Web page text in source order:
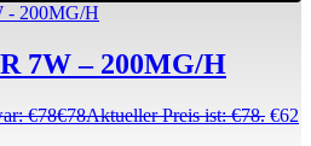
7W – 200MG/H
€78€78Aktueller Preis ist: €78. €62